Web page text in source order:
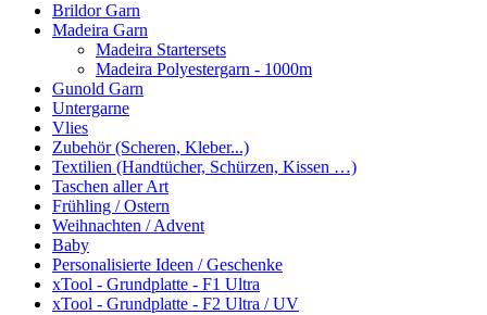
Brildor Garn
Madeira Garn
Madeira Startersets
Madeira Polyestergarn - 1000m
Gunold Garn
Untergarne
Vlies
Zubehör (Scheren, Kleber...)
Textilien (Handtücher, Schürzen, Kissen …)
Taschen aller Art
Frühling / Ostern
Weihnachten / Advent
Baby
Personalisierte Ideen / Geschenke
xTool - Grundplatte - F1 Ultra
xTool - Grundplatte - F2 Ultra / UV